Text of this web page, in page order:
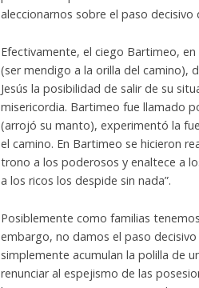
aleccionarnos sobre el paso
Efectivamente, el ciego Bartimeo,
(ser mendigo a la orilla del camino),
Jesús la posibilidad de salir de su
misericordia. Bartimeo fue llamado
(arrojó su manto), experimentó la
el camino. En Bartimeo se hicieron
trono a los poderosos y enaltece a
a los ricos los despide sin nada”.
Posiblemente como familias
embargo, no damos el paso
simplemente acumulan la polilla de
renunciar al espejismo de las